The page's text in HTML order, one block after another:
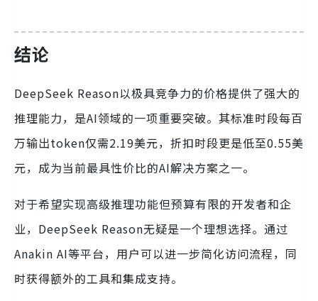
结论
DeepSeek Reason以极具竞争力的价格提供了强大的
推理能力，是AI领域的一项重要突破。其标准时段每百
万输出token仅需2.19美元，折扣时段更是低至0.55美
元，成为当前最具性价比的AI解决方案之一。
对于希望实现高级推理功能但预算有限的开发者和企
业，DeepSeek Reason无疑是一个理想选择。通过
Anakin AI等平台，用户可以进一步简化访问流程，同
时获得额外的工具和集成支持。